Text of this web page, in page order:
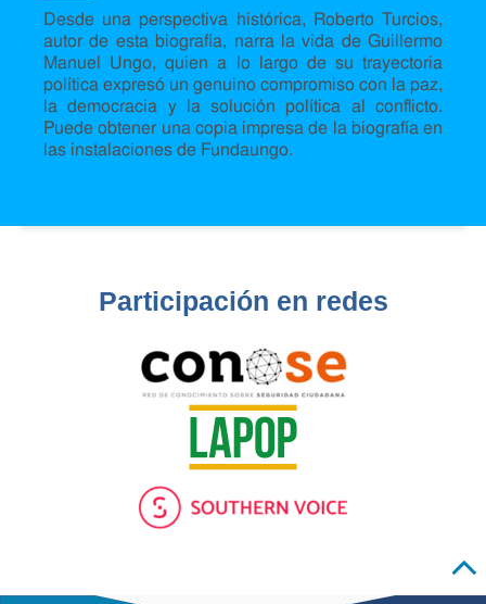
Desde una perspectiva histórica, Roberto Turcios,
autor de esta biografía, narra la vida de Guillermo
Manuel Ungo, quien a lo largo de su trayectoria
política expresó un genuino compromiso con la paz,
la democracia y la solución política al conflicto.
Puede obtener una copia impresa de la biografía en
las instalaciones de Fundaungo.
Participación en redes